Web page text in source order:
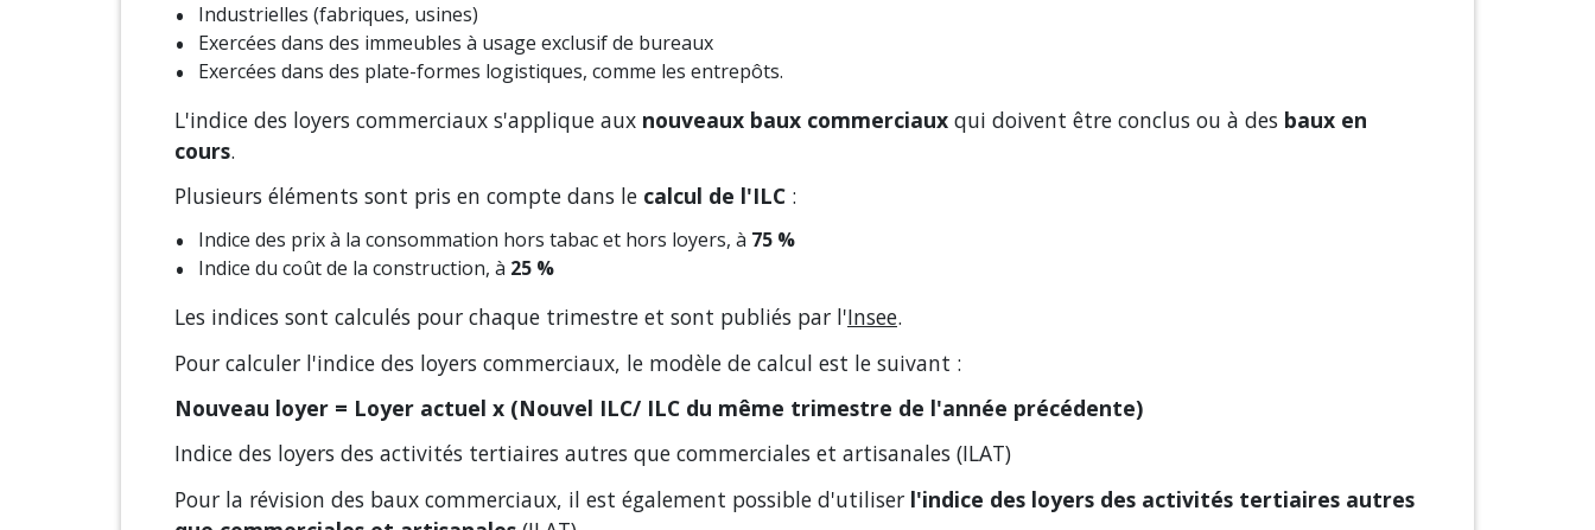
Industrielles (fabriques, usines)
Exercées dans des immeubles à usage exclusif de bureaux
Exercées dans des plate-formes logistiques, comme les entrepôts.
L'indice des loyers commerciaux s'applique aux nouveaux baux commerciaux qui doivent être conclus ou à des baux en
cours.
Plusieurs éléments sont pris en compte dans le calcul de l'ILC :
Indice des prix à la consommation hors tabac et hors loyers, à 75 %
Indice du coût de la construction, à 25 %
Les indices sont calculés pour chaque trimestre et sont publiés par l'Insee.
Pour calculer l'indice des loyers commerciaux, le modèle de calcul est le suivant :
Nouveau loyer = Loyer actuel x (Nouvel ILC/ ILC du même trimestre de l'année précédente)
Indice des loyers des activités tertiaires autres que commerciales et artisanales (ILAT)
Pour la révision des baux commerciaux, il est également possible d'utiliser l'indice des loyers des activités tertiaires autres